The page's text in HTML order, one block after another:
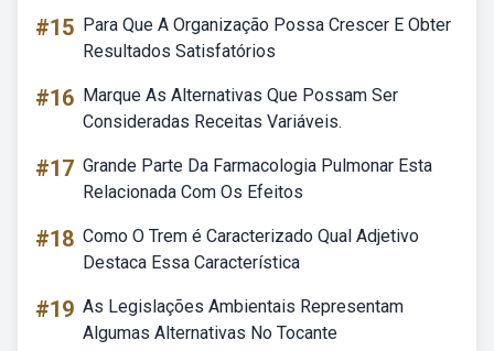
#15 Para Que A Organização Possa Crescer E Obter
Resultados Satisfatórios
#16 Marque As Alternativas Que Possam Ser
Consideradas Receitas Variáveis.
#17 Grande Parte Da Farmacologia Pulmonar Esta
Relacionada Com Os Efeitos
#18 Como O Trem é Caracterizado Qual Adjetivo
Destaca Essa Característica
#19 As Legislações Ambientais Representam
Algumas Alternativas No Tocante